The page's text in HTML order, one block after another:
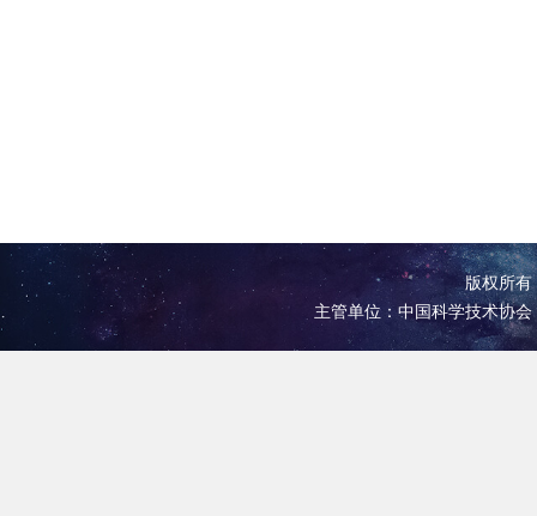
版权所
主管单位：中国科学技术协